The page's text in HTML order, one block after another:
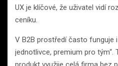
UX je klíčové, že uživatel vidí
ceníku.
V B2B prostředí často funguje
jednotlivce, premium pro tým“.